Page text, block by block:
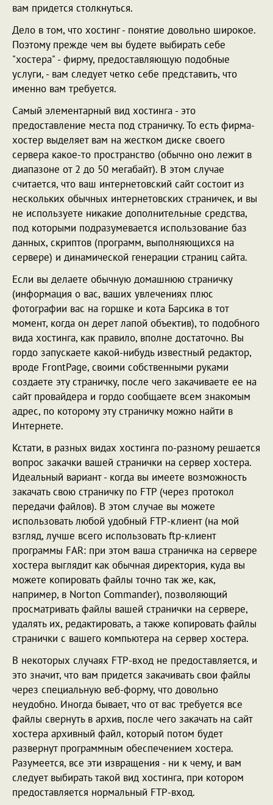
вам придется столкнуться.
Дело в том, что хостинг - понятие довольно широкое.
Поэтому прежде чем вы будете выбирать себе
"хостера" - фирму, предоставляющую подобные
услуги, - вам следует четко себе представить, что
именно вам требуется.
Самый элементарный вид хостинга - это
предоставление места под страничку. То есть фирма-
хостер выделяет вам на жестком диске своего
сервера какое-то пространство (обычно оно лежит в
диапазоне от 2 до 50 мегабайт). В этом случае
считается, что ваш интернетовский сайт состоит из
нескольких обычных интернетовских страничек, и вы
не используете никакие дополнительные средства,
под которыми подразумевается использование баз
данных, скриптов (программ, выполняющихся на
сервере) и динамической генерации страниц сайта.
Если вы делаете обычную домашнюю страничку
(информация о вас, ваших увлечениях плюс
фотографии вас на горшке и кота Барсика в тот
момент, когда он дерет лапой объектив), то подобного
вида хостинга, как правило, вполне достаточно. Вы
гордо запускаете какой-нибудь известный редактор,
вроде FrontPage, своими собственными руками
создаете эту страничку, после чего закачиваете ее на
сайт провайдера и гордо сообщаете всем знакомым
адрес, по которому эту страничку можно найти в
Интернете.
Кстати, в разных видах хостинга по-разному решается
вопрос закачки вашей странички на сервер хостера.
Идеальный вариант - когда вы имеете возможность
закачать свою страничку по FTP (через протокол
передачи файлов). В этом случае вы можете
использовать любой удобный FTP-клиент (на мой
взгляд, лучше всего использовать ftp-клиент
программы FAR: при этом ваша страничка на сервере
хостера выглядит как обычная директория, куда вы
можете копировать файлы точно так же, как,
например, в Norton Commander), позволяющий
просматривать файлы вашей странички на сервере,
удалять их, редактировать, а также копировать файлы
странички с вашего компьютера на сервер хостера.
В некоторых случаях FTP-вход не предоставляется, и
это значит, что вам придется закачивать свои файлы
через специальную веб-форму, что довольно
неудобно. Иногда бывает, что от вас требуется все
файлы свернуть в архив, после чего закачать на сайт
хостера архивный файл, который потом будет
развернут программным обеспечением хостера.
Разумеется, все эти извращения - ни к чему, и вам
следует выбирать такой вид хостинга, при котором
предоставляется нормальный FTP-вход.